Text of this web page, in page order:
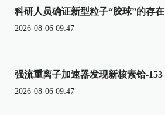
科研人员确证新型粒子“胶球”的存在
2026-08-06 09:47
强流重离子加速器发现新核素铪-153
2026-08-06 09:47